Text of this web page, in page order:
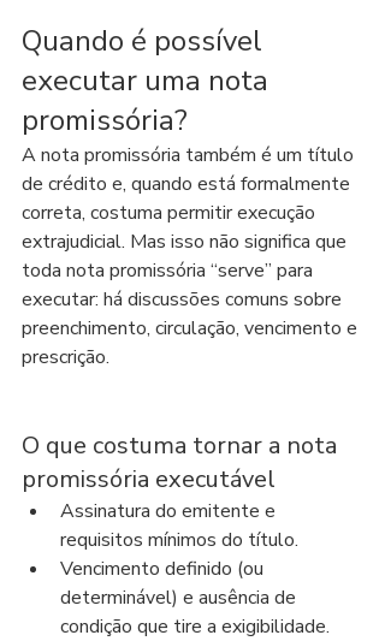
Quando é possível
executar uma nota
promissória?
A nota promissória também é um título
de crédito e, quando está formalmente
correta, costuma permitir execução
extrajudicial. Mas isso não significa que
toda nota promissória “serve” para
executar: há discussões comuns sobre
preenchimento, circulação, vencimento e
prescrição.
O que costuma tornar a nota
promissória executável
Assinatura do emitente e
requisitos mínimos do título.
Vencimento definido (ou
determinável) e ausência de
condição que tire a exigibilidade.